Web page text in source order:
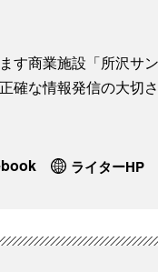
す商業施設「所沢サ
確な情報発信の大切
ライターHP